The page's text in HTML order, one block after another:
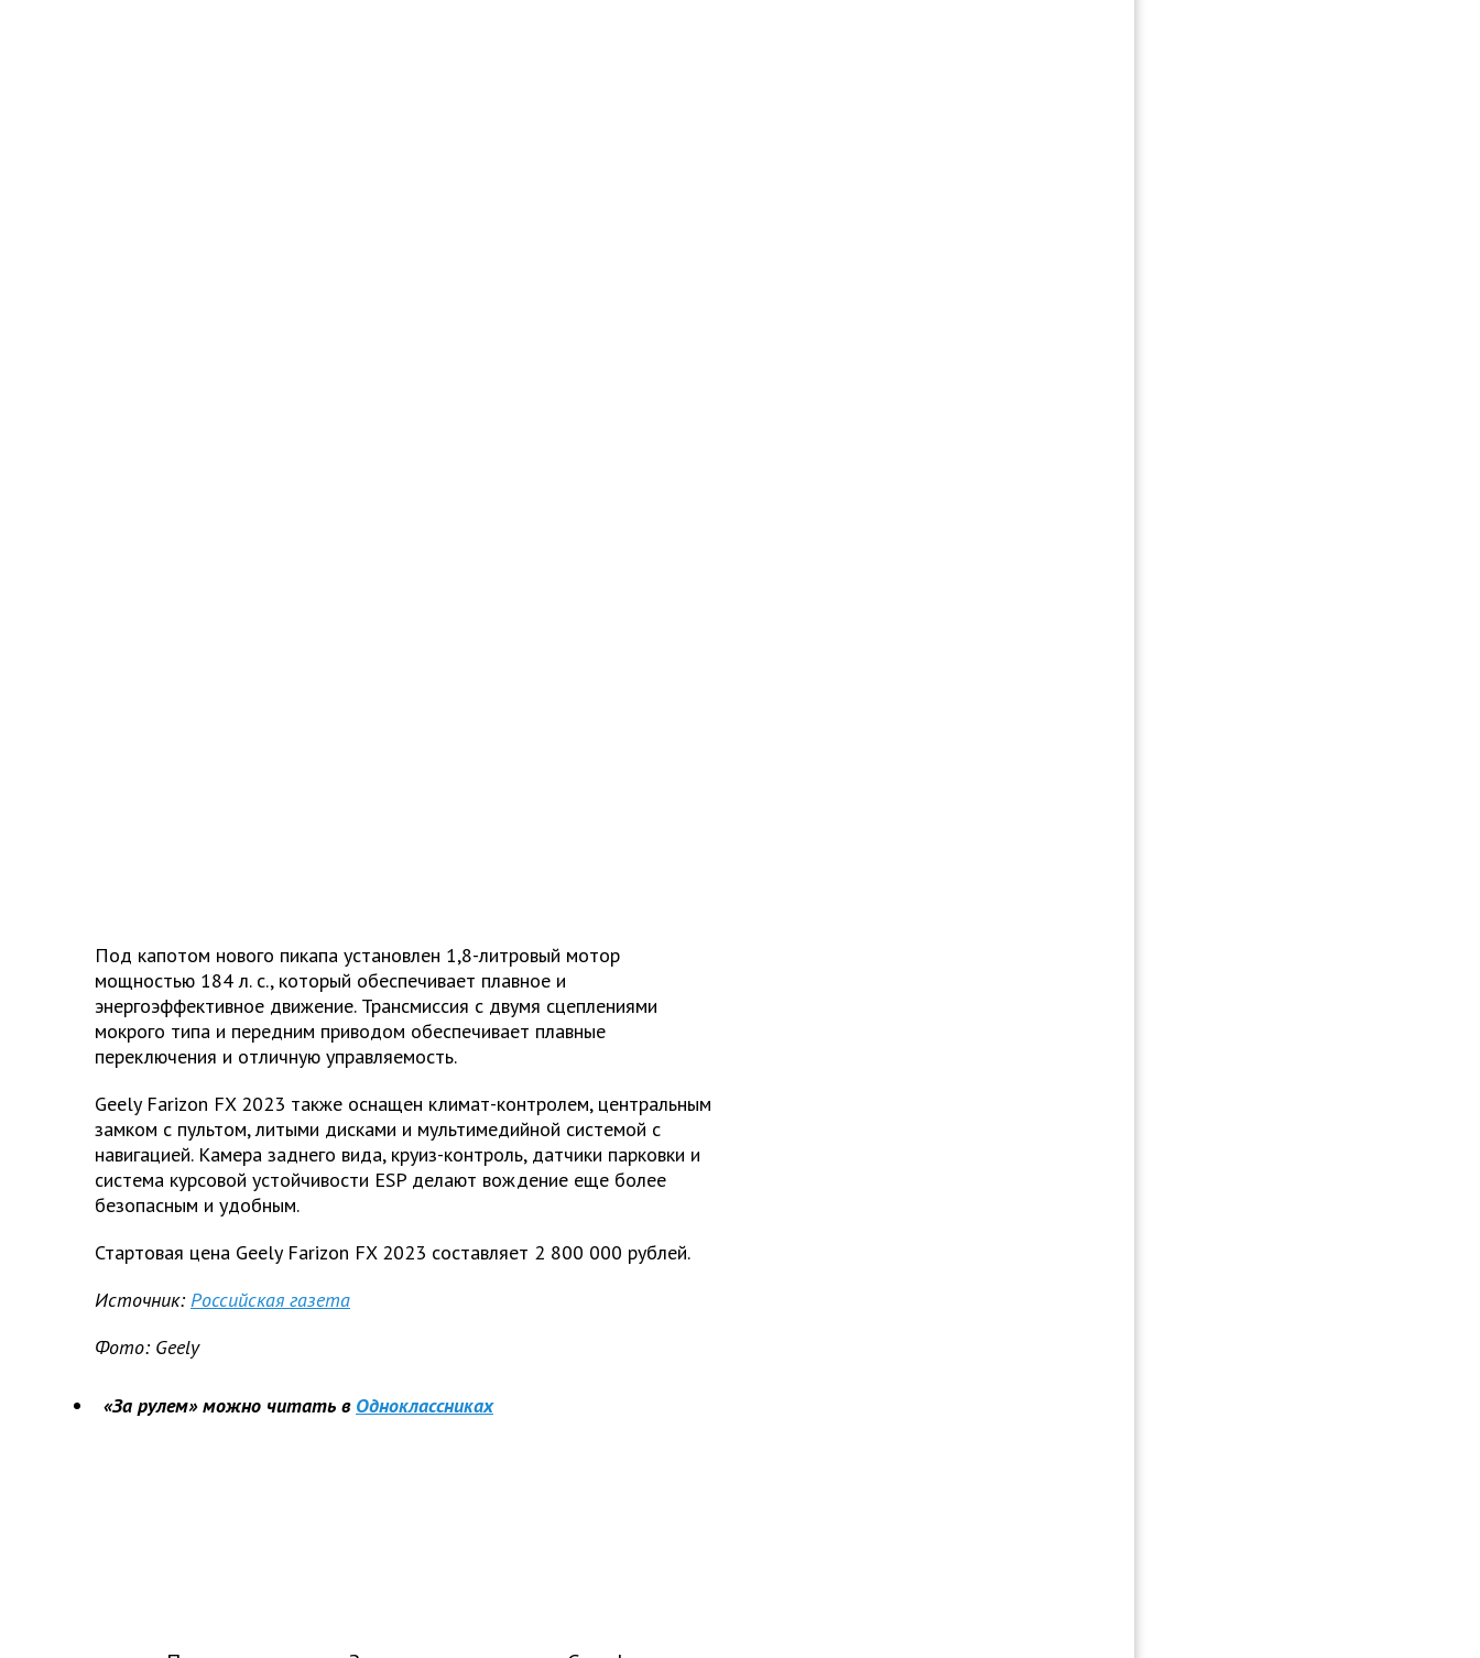
Под капотом нового пикапа установлен 1,8-литровый мотор
мощностью 184 л. с., который обеспечивает плавное и
энергоэффективное движение. Трансмиссия с двумя сцеплениями
мокрого типа и передним приводом обеспечивает плавные
переключения и отличную управляемость.
Geely Farizon FX 2023 также оснащен климат-контролем, центральным
замком с пультом, литыми дисками и мультимедийной системой с
навигацией. Камера заднего вида, круиз-контроль, датчики парковки и
система курсовой устойчивости ESP делают вождение еще более
безопасным и удобным.
Стартовая цена Geely Farizon FX 2023 составляет 2 800 000 рублей.
Источник: Российская газета
Фото: Geely
«За рулем» можно читать в Одноклассниках